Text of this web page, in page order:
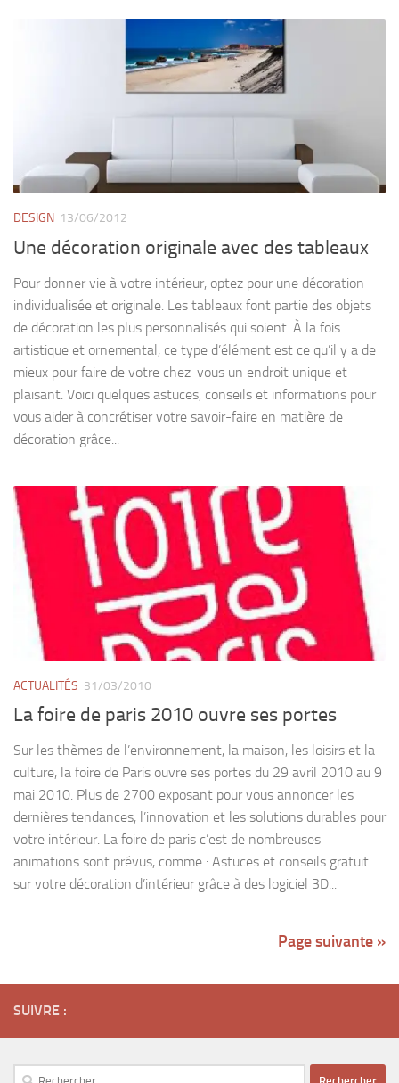
DESIGN 13/06/2012
Une décoration originale avec des tableaux
Pour donner vie à votre intérieur, optez pour une décoration
individualisée et originale. Les tableaux font partie des objets
de décoration les plus personnalisés qui soient. À la fois
artistique et ornemental, ce type d’élément est ce qu’il y a de
mieux pour faire de votre chez-vous un endroit unique et
plaisant. Voici quelques astuces, conseils et informations pour
vous aider à concrétiser votre savoir-faire en matière de
décoration grâce...
ACTUALITÉS 31/03/2010
La foire de paris 2010 ouvre ses portes
Sur les thèmes de l’environnement, la maison, les loisirs et la
culture, la foire de Paris ouvre ses portes du 29 avril 2010 au 9
mai 2010. Plus de 2700 exposant pour vous annoncer les
dernières tendances, l’innovation et les solutions durables pour
votre intérieur. La foire de paris c’est de nombreuses
animations sont prévus, comme : Astuces et conseils gratuit
sur votre décoration d’intérieur grâce à des logiciel 3D...
Page suivante »
SUIVRE :
Rechercher :